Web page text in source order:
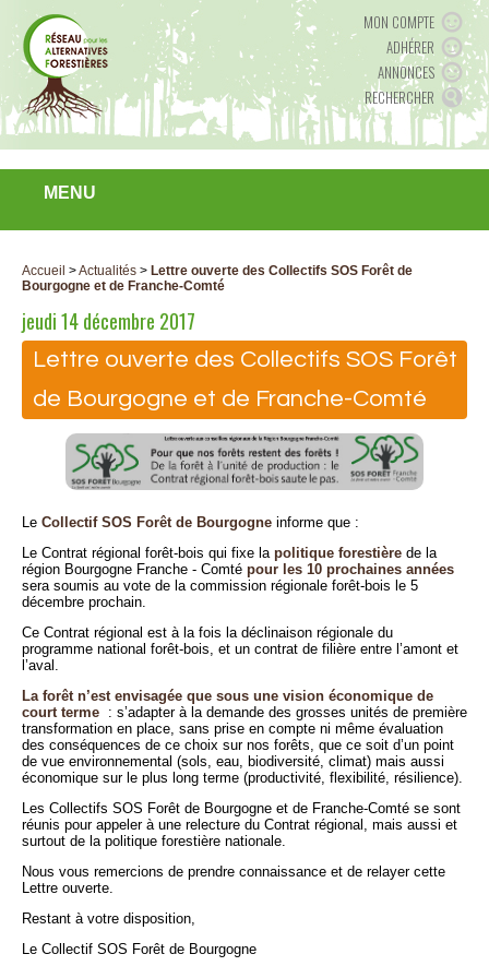
MON COMPTE
ADHÉRER
ANNONCES
RECHERCHER
MENU
Accueil >Actualités > Lettre ouverte des Collectifs SOS Forêt de
Bourgogne et de Franche-Comté
jeudi 14 décembre 2017
Lettre ouverte des Collectifs SOS Forêt
de Bourgogne et de Franche-Comté
Le Collectif SOS Forêt de Bourgogne informe que :
Le Contrat régional forêt-bois qui fixe la politique forestière de la
région Bourgogne Franche - Comté pour les 10 prochaines années
sera soumis au vote de la commission régionale forêt-bois le 5
décembre prochain.
Ce Contrat régional est à la fois la déclinaison régionale du
programme national forêt-bois, et un contrat de filière entre l’amont et
l’aval.
La forêt n’est envisagée que sous une vision économique de
court terme : s’adapter à la demande des grosses unités de première
transformation en place, sans prise en compte ni même évaluation
des conséquences de ce choix sur nos forêts, que ce soit d’un point
de vue environnemental (sols, eau, biodiversité, climat) mais aussi
économique sur le plus long terme (productivité, flexibilité, résilience).
Les Collectifs SOS Forêt de Bourgogne et de Franche-Comté se sont
réunis pour appeler à une relecture du Contrat régional, mais aussi et
surtout de la politique forestière nationale.
Nous vous remercions de prendre connaissance et de relayer cette
Lettre ouverte.
Restant à votre disposition,
Le Collectif SOS Forêt de Bourgogne